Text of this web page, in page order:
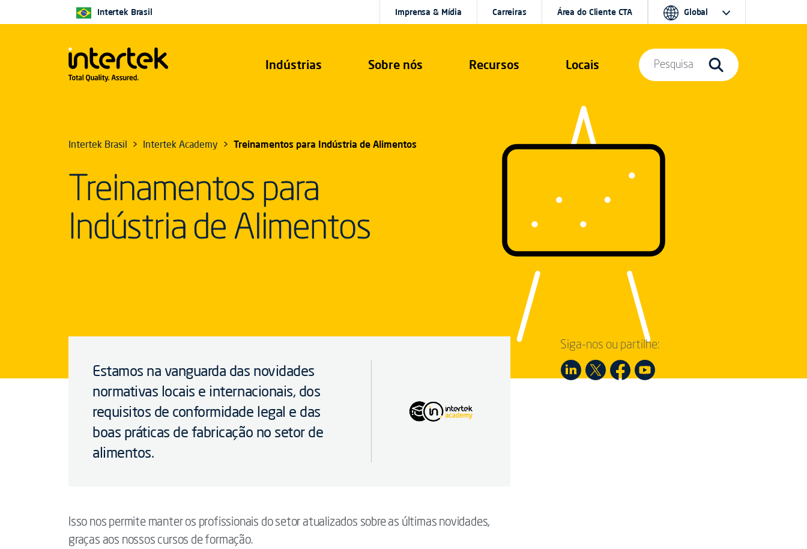
Indústrias Sobre nós Recursos Locais
Intertek Brasil Imprensa & Mídia Carreiras Área do Cliente CTA Global
Pesquisa
Intertek Brasil Intertek Academy Treinamentos para Indústria de Alimentos
Treinamentos para
Indústria de Alimentos
Estamos na vanguarda das novidades
normativas locais e internacionais, dos
requisitos de conformidade legal e das
boas práticas de fabricação no setor de
alimentos.
Isso nos permite manter os profissionais do setor atualizados sobre as últimas novidades,
graças aos nossos cursos de formação.
Siga-nos ou partilhe: